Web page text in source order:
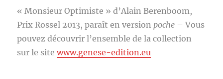
« Monsieur Optimiste » d’Alain Berenboom,
Prix Rossel 2013, paraît en version poche – Vous
pouvez découvrir l’ensemble de la collection
sur le sitewww.genese-edition.eu